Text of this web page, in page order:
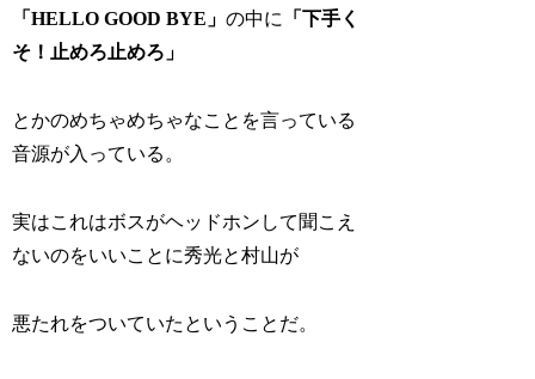
「HELLO GOOD BYE」の中に
「下手く
そ！止めろ止めろ」
とかのめちゃめちゃなことを言っている
音源が入っている。
実はこれはボスがヘッドホンして聞こえ
ないのをいいことに秀光と村山が
悪たれをついていたということだ。